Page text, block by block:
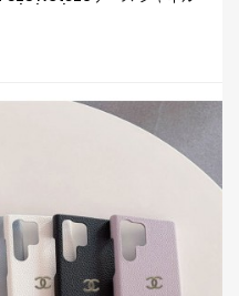
7/6a/ブランドケースシャ
マルチカードポケット＆シ
ー、ハイエンドレプリカの